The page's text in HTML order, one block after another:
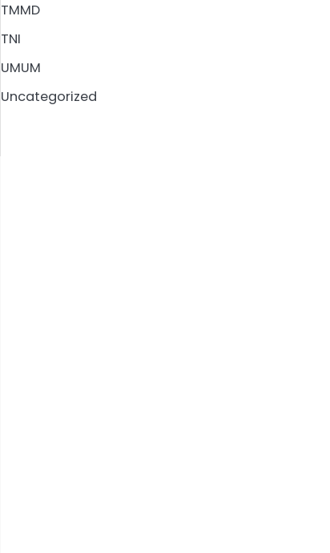
TMMD
TNI
UMUM
Uncategorized